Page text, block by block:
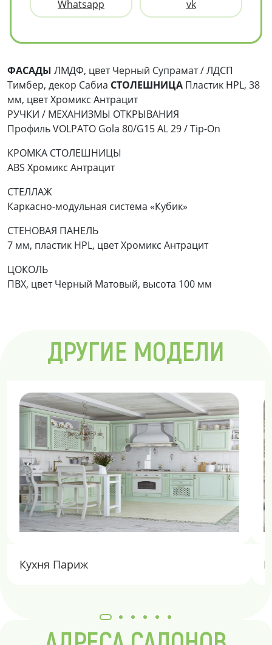
Whatsapp vk
ФАСАДЫ ЛМДФ, цвет Черный Супрамат / ЛДСП
Тимбер, декор Сабиа СТОЛЕШНИЦА Пластик HPL, 38
мм, цвет Хромикс Антрацит
РУЧКИ / МЕХАНИЗМЫ ОТКРЫВАНИЯ
Профиль VOLPATO Gola 80/G15 AL 29 / Tip-On
КРОМКА СТОЛЕШНИЦЫ
ABS Хромикс Антрацит
СТЕЛЛАЖ
Каркасно-модульная система «Кубик»
СТЕНОВАЯ ПАНЕЛЬ
7 мм, пластик HPL, цвет Хромикс Антрацит
ЦОКОЛЬ
ПВХ, цвет Черный Матовый, высота 100 мм
ДРУГИЕ МОДЕЛИ
Кухня Париж